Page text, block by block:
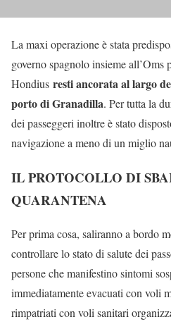
La maxi operazione è stata
governo spagnolo insieme all’Oms
Hondius resti ancorata al largo
porto di Granadilla. Per tutta la
dei passeggeri inoltre è stato
navigazione a meno di un miglio
IL PROTOCOLLO DI
QUARANTENA
Per prima cosa, saliranno a bordo
controllare lo stato di salute dei
persone che manifestino sintomi
immediatamente evacuati con voli
rimpatriati con voli sanitari